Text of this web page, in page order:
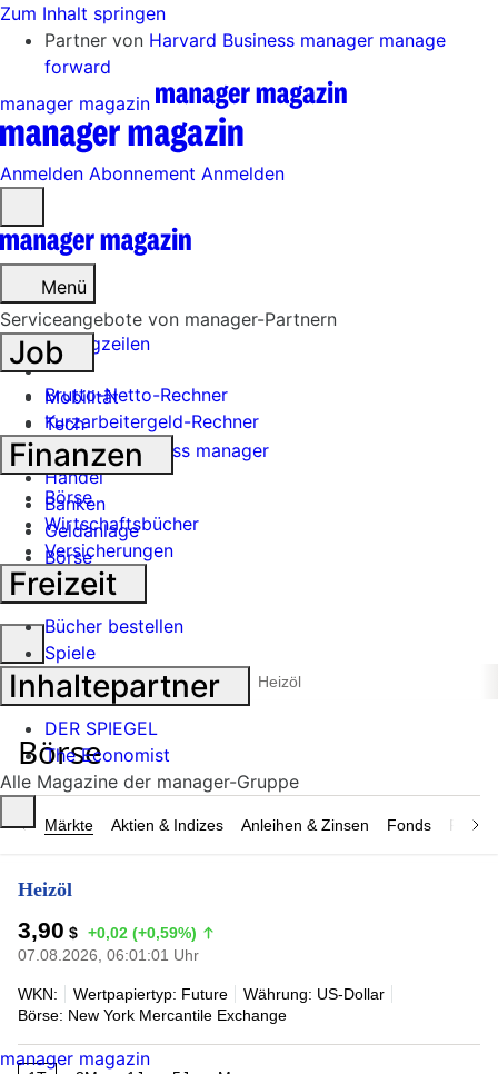
Zum Inhalt springen
Partner von Harvard Business manager manage
forward
manager magazin
Anmelden Abonnement Anmelden
öffnen
Menü
Schlagzeilen
Mobilität
Tech
Harvard Business manager
Handel
Banken
Geldanlage
Börse
Industrie
Suche
öffnen
manager magazin Börse Heizöl
Märkte Aktien & Indizes Anleihen & Zinsen Fonds
Heizöl
3,90 $ +0,02 (+0,59%)
07.08.2026, 06:01:01 Uhr
WKN: Wertpapiertyp: Future
Währung: US-Dollar
Börse: New York Mercantile Exchange
Serviceangebote von manager-Partnern
Job
Brutto-Netto-Rechner
Kurzarbeitergeld-Rechner
Finanzen
Börse
Wirtschaftsbücher
Versicherungen
Freizeit
Bücher bestellen
Spiele
Inhaltepartner
DER SPIEGEL
The Economist
Alle Magazine der manager-Gruppe
manager magazin